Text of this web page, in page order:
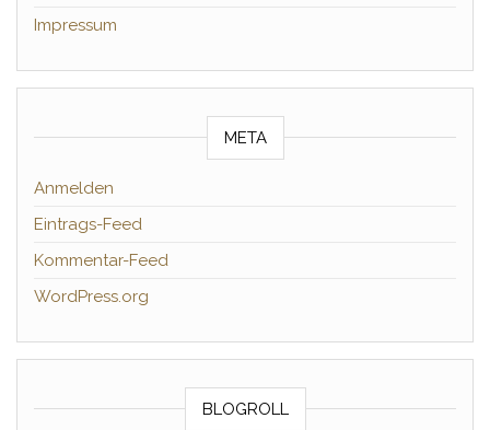
Impressum
META
Anmelden
Eintrags-Feed
Kommentar-Feed
WordPress.org
BLOGROLL